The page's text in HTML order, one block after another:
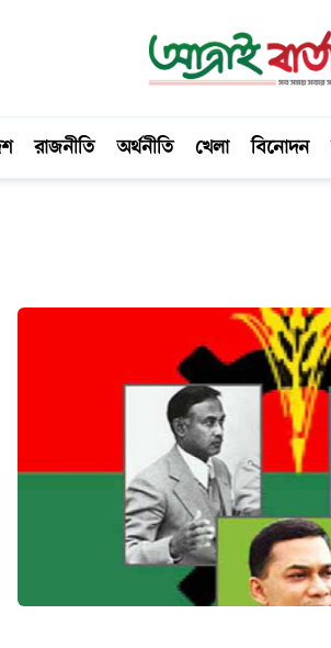
রাজনীতি অর্থনীতি খেলা বিনোদন